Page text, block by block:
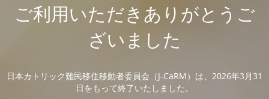
ご利用いただきありがとうご
ざいました
日本カトリック難民移住移動者委員会（J-CaRM）は、2026年3月31
日をもって終了いたしました。